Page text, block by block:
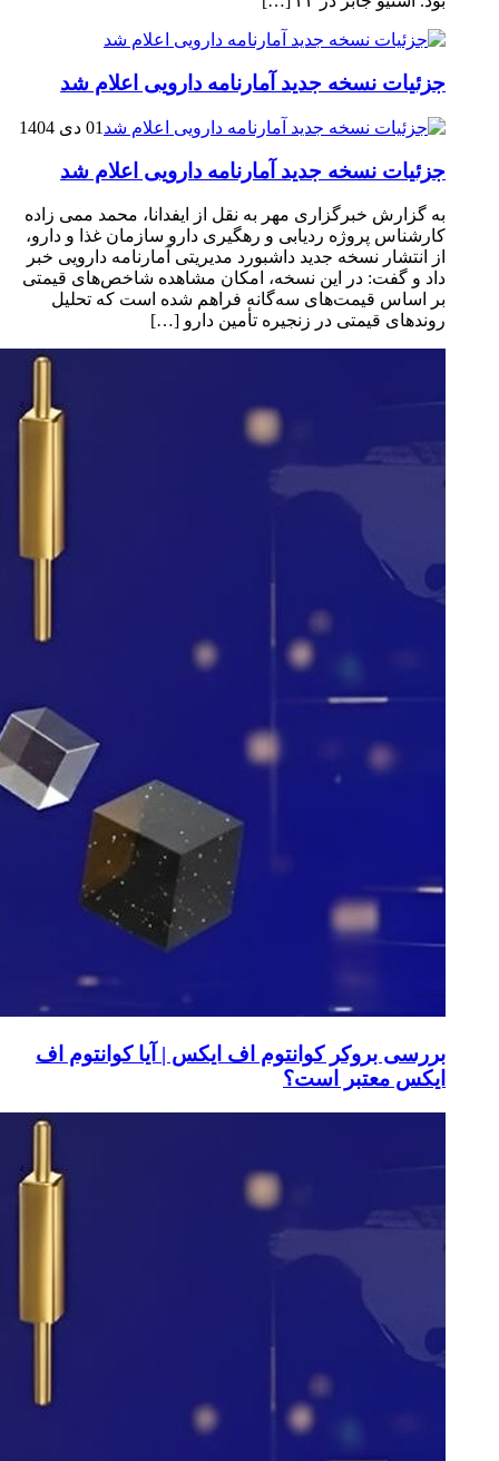
جزئیات نسخه جدید آمارنامه دارویی اعلام شد
01 دی 1404
جزئیات نسخه جدید آمارنامه دارویی اعلام شد
به گزارش خبرگزاری مهر به نقل از ایفدانا، محمد ممی زاده
کارشناس پروژه ردیابی و رهگیری دارو سازمان غذا و دارو،
از انتشار نسخه جدید داشبورد مدیریتی آمارنامه دارویی خبر
داد و گفت: در این نسخه، امکان مشاهده شاخص‌های قیمتی
بر اساس قیمت‌های سه‌گانه فراهم شده است که تحلیل
روندهای قیمتی در زنجیره تأمین دارو […]
بررسی بروکر کوانتوم اف ایکس | آیا کوانتوم اف
ایکس معتبر است؟